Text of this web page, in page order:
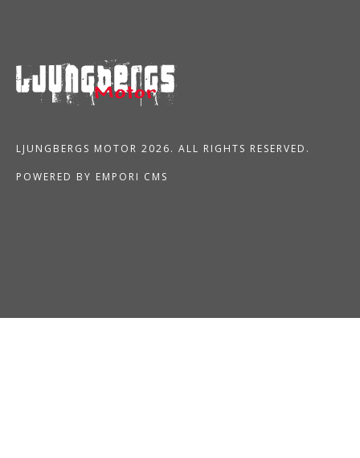
LJUNGBERGS MOTOR 2026. ALL RIGHTS RESERVED.
POWERED BY EMPORI CMS